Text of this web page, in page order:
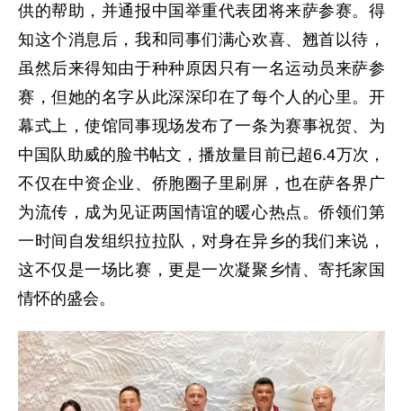
供的帮助，并通报中国举重代表团将来萨参赛。得
知这个消息后，我和同事们满心欢喜、翘首以待，
虽然后来得知由于种种原因只有一名运动员来萨参
赛，但她的名字从此深深印在了每个人的心里。开
幕式上，使馆同事现场发布了一条为赛事祝贺、为
中国队助威的脸书帖文，播放量目前已超6.4万次，
不仅在中资企业、侨胞圈子里刷屏，也在萨各界广
为流传，成为见证两国情谊的暖心热点。侨领们第
一时间自发组织拉拉队，对身在异乡的我们来说，
这不仅是一场比赛，更是一次凝聚乡情、寄托家国
情怀的盛会。